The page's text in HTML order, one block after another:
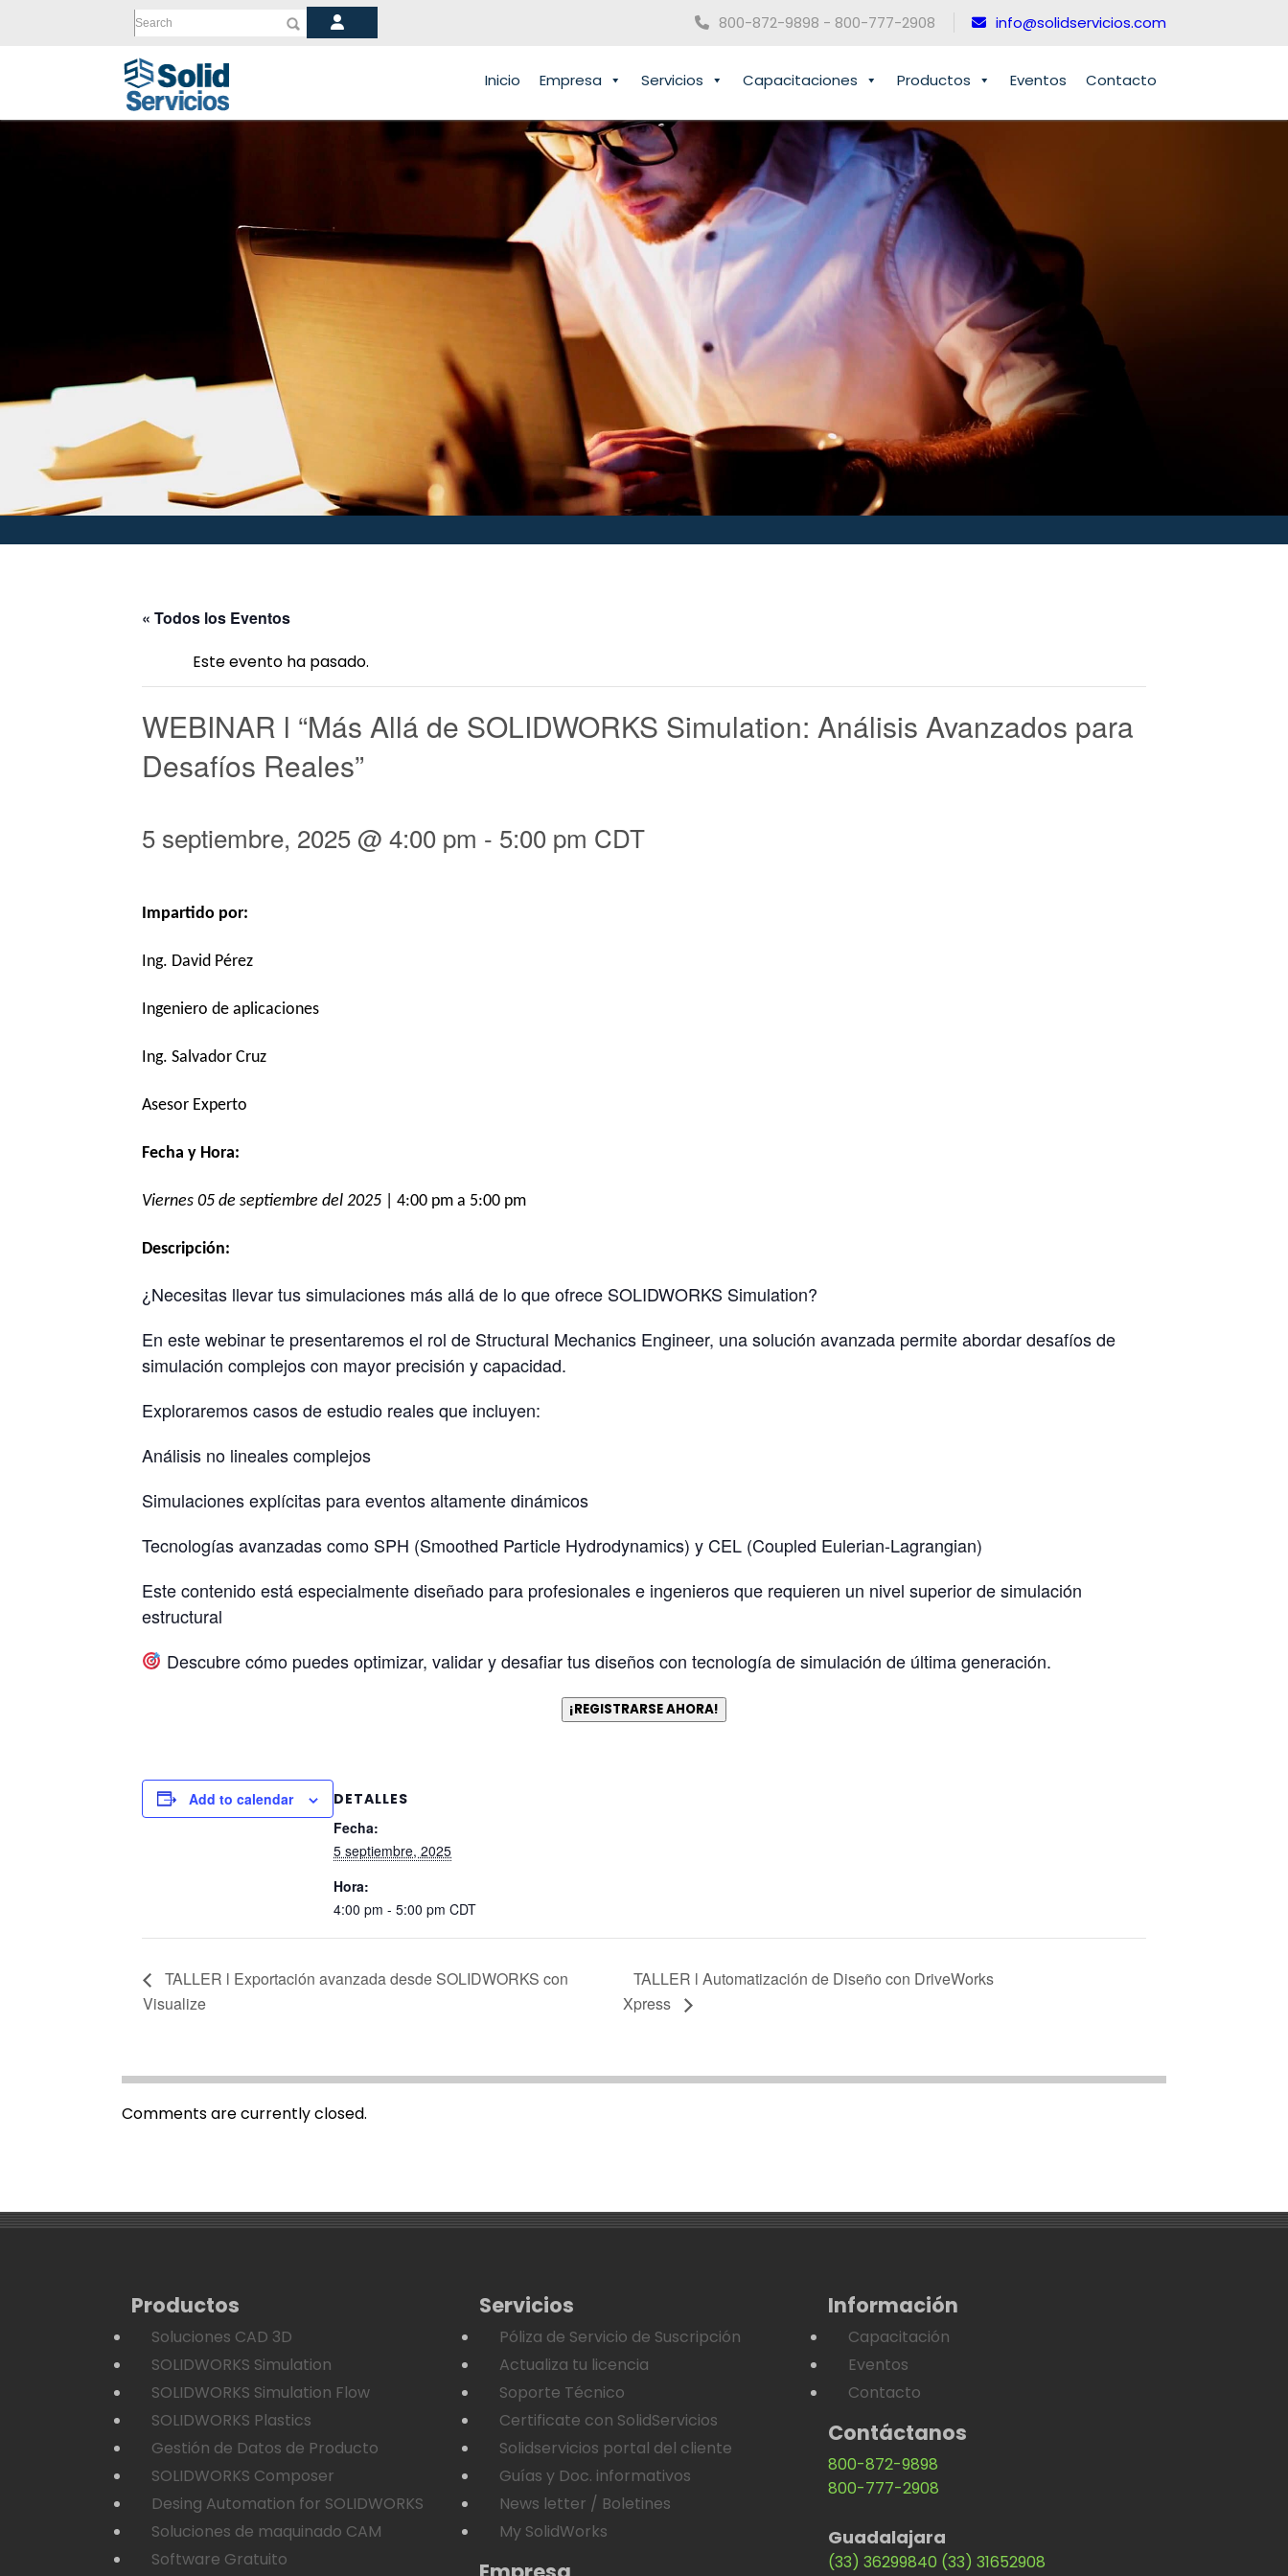
800-872-9898 - 800-777-2908 info@solidservicios.com
Search
Inicio Empresa Servicios Capacitaciones Productos Eventos Contacto
« Todos los Eventos
Este evento ha pasado.
WEBINAR l “Más Allá de SOLIDWORKS Simulation: Análisis Avanzados para
Desafíos Reales”
5 septiembre, 2025 @ 4:00 pm - 5:00 pm CDT
Impartido por:
Ing. David Pérez
Ingeniero de aplicaciones
Ing. Salvador Cruz
Asesor Experto
Fecha y Hora:
Viernes 05 de septiembre del 2025 | 4:00 pm a 5:00 pm
Descripción:
¿Necesitas llevar tus simulaciones más allá de lo que ofrece SOLIDWORKS Simulation?
En este webinar te presentaremos el rol de Structural Mechanics Engineer, una solución avanzada permite abordar desafíos de
simulación complejos con mayor precisión y capacidad.
Exploraremos casos de estudio reales que incluyen:
Análisis no lineales complejos
Simulaciones explícitas para eventos altamente dinámicos
Tecnologías avanzadas como SPH (Smoothed Particle Hydrodynamics) y CEL (Coupled Eulerian-Lagrangian)
Este contenido está especialmente diseñado para profesionales e ingenieros que requieren un nivel superior de simulación
estructural
Descubre cómo puedes optimizar, validar y desafiar tus diseños con tecnología de simulación de última generación.
¡REGISTRARSE AHORA!
Add to calendar
DETALLES
Fecha:
5 septiembre, 2025
Hora:
4:00 pm - 5:00 pm CDT
TALLER l Exportación avanzada desde SOLIDWORKS con
Visualize
TALLER l Automatización de Diseño con DriveWorks
Xpress
Comments are currently closed.
Productos
Soluciones CAD 3D
SOLIDWORKS Simulation
SOLIDWORKS Simulation Flow
SOLIDWORKS Plastics
Gestión de Datos de Producto
SOLIDWORKS Composer
Desing Automation for SOLIDWORKS
Soluciones de maquinado CAM
Software Gratuito
Servicios
Póliza de Servicio de Suscripción
Actualiza tu licencia
Soporte Técnico
Certificate con SolidServicios
Solidservicios portal del cliente
Guías y Doc. informativos
News letter / Boletines
My SolidWorks
Información
Capacitación
Eventos
Contacto
Contáctanos
800-872-9898
800-777-2908
Guadalajara
(33) 36299840 (33) 31652908